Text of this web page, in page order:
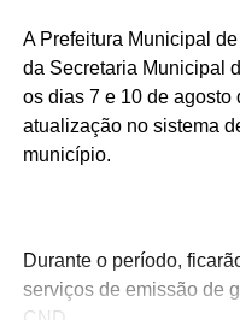
A Prefeitura Municipal
da Secretaria Municipal
os dias 7 e 10 de agosto
atualização no sistema
município.
Durante o período,
serviços de emissão de